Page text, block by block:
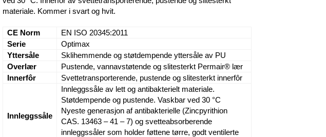
materiale. Kommer i svart og hvit.
CE Norm
EN ISO 20345:2011
Serie
Optimax
Yttersåle
Sklihemmende og støtdempende yttersåle av PU
Overlær
Pustende, vannavstøtende og slitesterkt Permair® lær
Innerfôr
Svettetransporterende, pustende og slitesterkt innerfôr
Innleggssåle
Innleggssåle av lett og antibakterielt materiale.
Støtdempende og pustende. Vaskbar ved 30 °C
Nyeste generasjon af antibakterielle (Zincpyrithion
CAS. 13463 – 41 – 7) og svetteabsorberende
innleggssåler som holder føttene tørre, godt ventilerte